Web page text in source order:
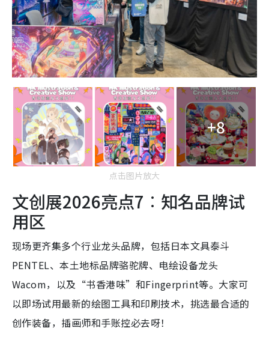
+8
点击图片放大
文创展2026亮点7︰知名品牌试
用区
现场更齐集多个行业龙头品牌，包括日本文具泰斗
PENTEL、本土地标品牌骆驼牌、电绘设备龙头
Wacom，以及“书香港味”和Fingerprint等。大家可
以即场试用最新的绘图工具和印刷技术，挑选最合适的
创作装备，插画师和手账控必去呀！